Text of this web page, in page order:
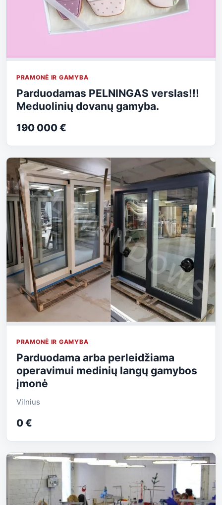
PRAMONĖ IR GAMYBA
Parduodamas PELNINGAS verslas!!!
Meduolinių dovanų gamyba.
190 000 €
PRAMONĖ IR GAMYBA
Parduodama arba perleidžiama
operavimui medinių langų gamybos
įmonė
Vilnius
0 €